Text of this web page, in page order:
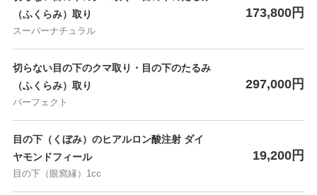
（ふくらみ）取り
スーパーナチュラル
173,800円
切らない目の下のクマ取り・目の下のたるみ
（ふくらみ）取り
パーフェクト
297,000円
目の下（くぼみ）のヒアルロン酸注射 ダイ
ヤモンドフィール
目の下（眼窩縁）1cc
19,200円